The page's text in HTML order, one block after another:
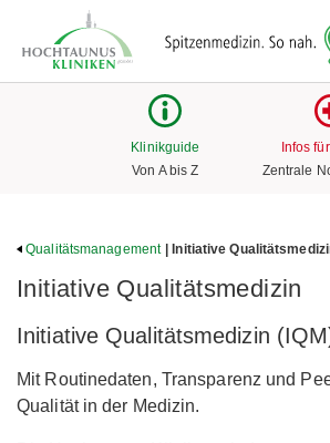
Klinikguide
Von A bis Z
Infos
Zentrale
Qualitätsmanagement | Initiative
Initiative Qualitätsmedizin
Initiative Qualitätsmedizin
Mit Routinedaten, Transparenz und
Qualität in der Medizin.